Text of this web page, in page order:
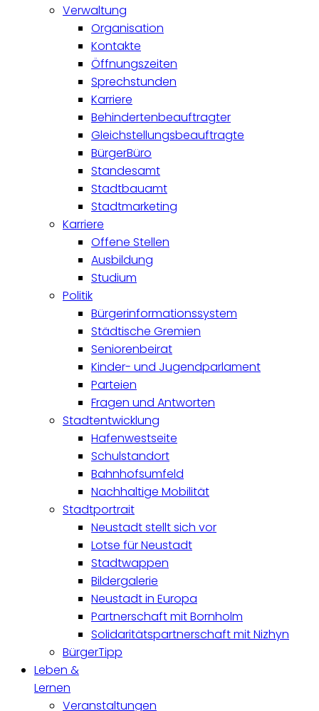
Verwaltung
Organisation
Kontakte
Öffnungszeiten
Sprechstunden
Karriere
Behindertenbeauftragter
Gleichstellungsbeauftragte
BürgerBüro
Standesamt
Stadtbauamt
Stadtmarketing
Karriere
Offene Stellen
Ausbildung
Studium
Politik
Bürgerinformationssystem
Städtische Gremien
Seniorenbeirat
Kinder- und Jugendparlament
Parteien
Fragen und Antworten
Stadtentwicklung
Hafenwestseite
Schulstandort
Bahnhofsumfeld
Nachhaltige Mobilität
Stadtportrait
Neustadt stellt sich vor
Lotse für Neustadt
Stadtwappen
Bildergalerie
Neustadt in Europa
Partnerschaft mit Bornholm
Solidaritätspartnerschaft mit Nizhyn
BürgerTipp
Leben &
Lernen
Veranstaltungen